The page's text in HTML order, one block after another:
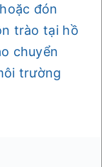
đón
trào tại hồ
chuyển
trường